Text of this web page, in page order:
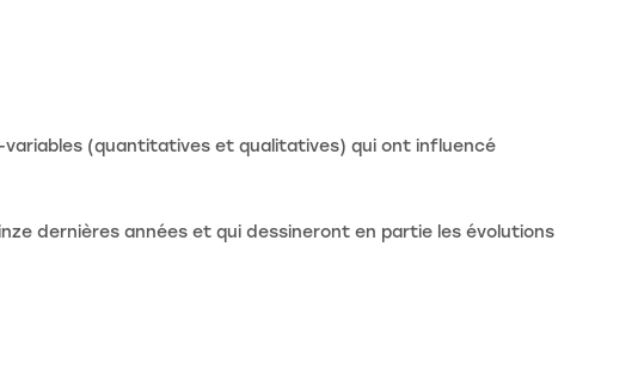
variables (quantitatives et qualitatives) qui ont influencé
dernières années et qui dessineront en partie les évolutions